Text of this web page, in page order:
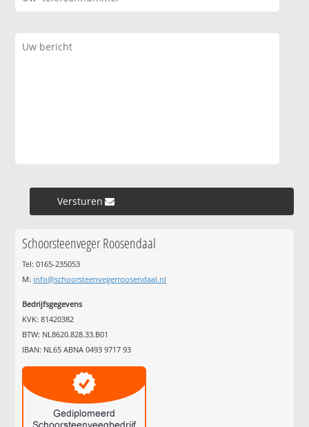
Versturen »
Schoorsteenveger Roosendaal
Tel: 0165-235053
M: info@schoorsteenvegerroosendaal.nl
Bedrijfsgegevens
KVK: 81420382
BTW: NL8620.828.33.B01
IBAN: NL65 ABNA 0493 9717 93